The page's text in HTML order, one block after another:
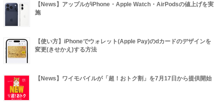
【News】アップルがiPhone・Apple Watch・AirPodsの値上げを実
施
【使い方】iPhoneでウォレット(Apple Pay)のdカードのデザインを
変更(きせかえ)する方法
【News】ワイモバイルが「超！おトク割」を7月17日から提供開始